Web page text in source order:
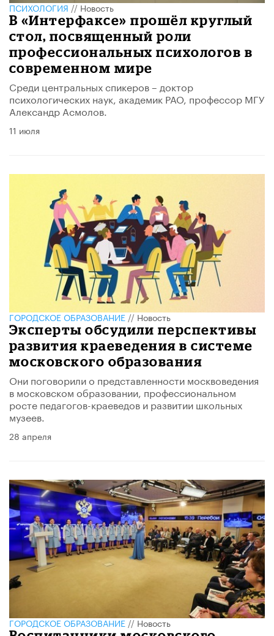
ПСИХОЛОГИЯ//Новость
В «Интерфаксе» прошёл круглый
стол, посвященный роли
профессиональных психологов в
современном мире
Среди центральных спикеров – доктор
психологических наук, академик РАО, профессор МГУ
Александр Асмолов.
11 июля
ГОРОДСКОЕ ОБРАЗОВАНИЕ//Новость
Эксперты обсудили перспективы
развития краеведения в системе
московского образования
Они поговорили о представленности москвоведения
в московском образовании, профессиональном
росте педагогов-краеведов и развитии школьных
музеев.
28 апреля
ГОРОДСКОЕ ОБРАЗОВАНИЕ//Новость